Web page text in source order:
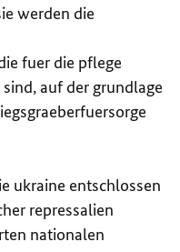
werden die
fuer die pflege
auf der grundlage
ukraine entschlossen
repressalien
nationalen